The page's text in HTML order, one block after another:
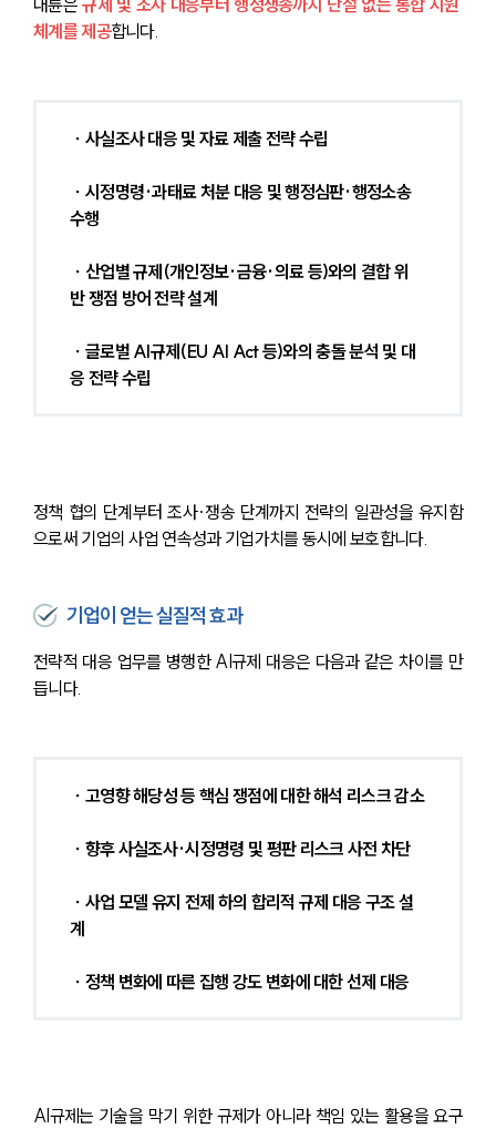
체계를 제공합니다.
∙ 사실조사 대응 및 자료 제출 전략 수립
수행
반 쟁점 방어 전략 설계
응 전략 수립
정책 협의 단계부터 조사·쟁송 단계까지 전략의 일관성을 유지함
으로써 기업의 사업 연속성과 기업가치를 동시에 보호합니다.
기업이 얻는 실질적 효과
전략적 대응 업무를 병행한 AI규제 대응은 다음과 같은 차이를 만
듭니다.
∙ 고영향 해당성 등 핵심 쟁점에 대한 해석 리스크 감소
∙ 향후 사실조사·시정명령 및 평판 리스크 사전 차단
계
∙ 정책 변화에 따른 집행 강도 변화에 대한 선제 대응
AI규제는 기술을 막기 위한 규제가 아니라 책임 있는 활용을 요구